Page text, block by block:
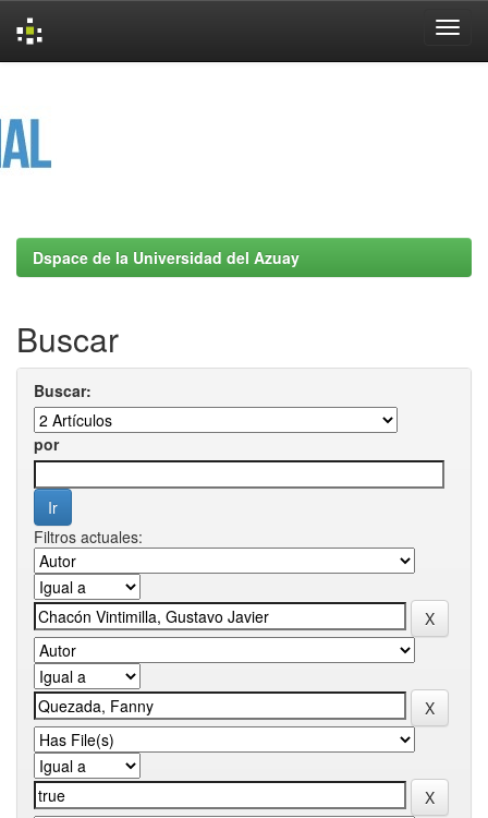
Dspace de la Universidad del Azuay
Buscar
Buscar:
por
Filtros actuales: